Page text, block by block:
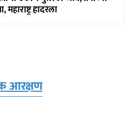
हादरला
आरक्षण